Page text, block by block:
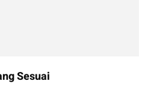
Sesuai